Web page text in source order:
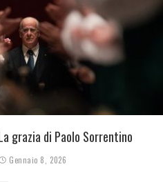
grazia di Paolo Sorrentino
Gennaio 8, 2026